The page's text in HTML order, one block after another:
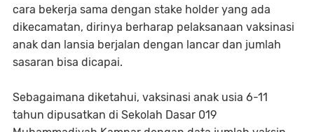
cara bekerja sama dengan stake holder yang ada
dikecamatan, dirinya berharap pelaksanaan vaksinasi
anak dan lansia berjalan dengan lancar dan jumlah
sasaran bisa dicapai.
Sebagaimana diketahui, vaksinasi anak usia 6-11
tahun dipusatkan di Sekolah Dasar 019